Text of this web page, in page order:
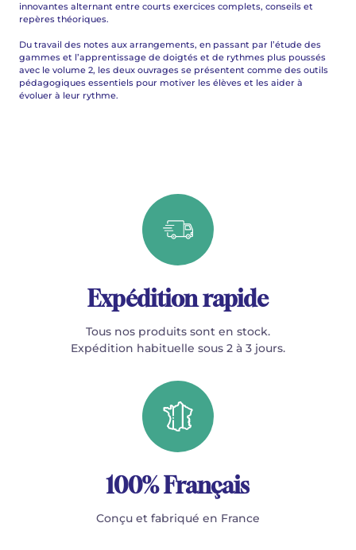
innovantes alternant entre courts exercices complets, conseils et
repères théoriques.
Du travail des notes aux arrangements, en passant par l’étude des
gammes et l’apprentissage de doigtés et de rythmes plus poussés
avec le volume 2, les deux ouvrages se présentent comme des outils
pédagogiques essentiels pour motiver les élèves et les aider à
évoluer à leur rythme.
Expédition rapide
Tous nos produits sont en stock.
Expédition habituelle sous 2 à 3 jours.
100% Français
Conçu et fabriqué en France